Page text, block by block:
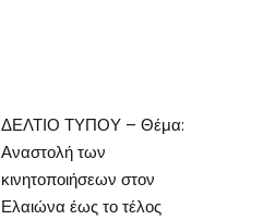
ΔΕΛΤΙΟ ΤΥΠΟΥ – Θέμα:
Αναστολή των
κινητοποιήσεων στον
Ελαιώνα έως το τέλος